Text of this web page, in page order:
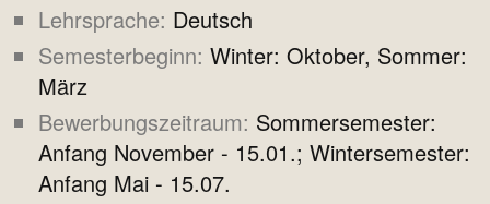
Lehrsprache Deutsch
Semesterbeginn Winter: Oktober, Sommer:
März
Bewerbungszeitraum Sommersemester:
Anfang November - 15.01.; Wintersemester:
Anfang Mai - 15.07.